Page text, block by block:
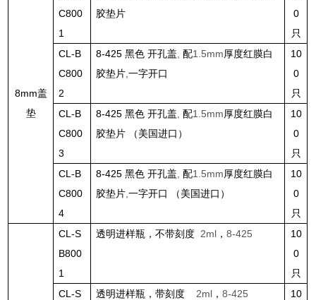
8mm盖
垫
C800
1
胶垫片
0
只
CL-B
C800
2
8-425黑色 开孔盖 ,配1.5mm厚度红膜白
胶垫片 ,一字开口
10
0
只
CL-B
C800
3
8-425黑色 开孔盖 ,配1.5mm厚度红膜白
胶垫片 （美国进口）
10
0
只
CL-B
C800
4
8-425黑色 开孔盖 ,配1.5mm厚度红膜白
胶垫片 ,一字开口 （美国进口）
10
0
只
CL-S
B800
1
透明进样瓶，不带刻度 2ml ，8-425
10
0
只
CL-S
透明进样瓶，带刻度 2ml ，8-425
10